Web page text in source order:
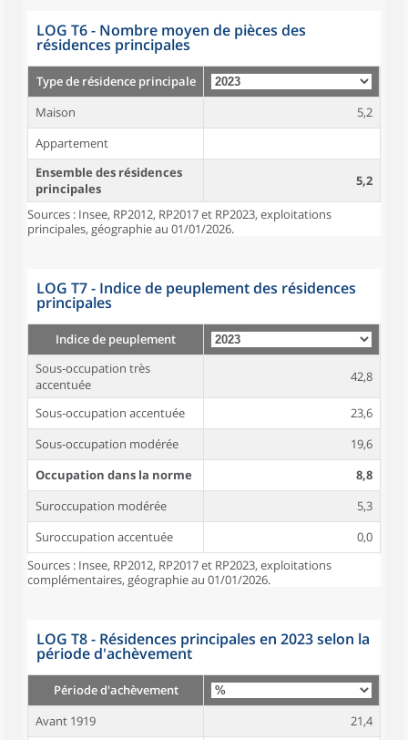
LOG T6 - Nombre moyen de pièces des
résidences principales
Type de résidence principale
Maison
5,2
Appartement
Ensemble des résidences
principales
5,2
Sources : Insee, RP2012, RP2017 et RP2023, exploitations
principales, géographie au 01/01/2026.
LOG T7 - Indice de peuplement des résidences
principales
Indice de peuplement
Sous-occupation très
accentuée
42,8
Sous-occupation accentuée
23,6
Sous-occupation modérée
19,6
Occupation dans la norme
8,8
Suroccupation modérée
5,3
Suroccupation accentuée
0,0
Sources : Insee, RP2012, RP2017 et RP2023, exploitations
complémentaires, géographie au 01/01/2026.
LOG T8 - Résidences principales en 2023 selon la
période d'achèvement
Période d'achèvement
Avant 1919
21,4